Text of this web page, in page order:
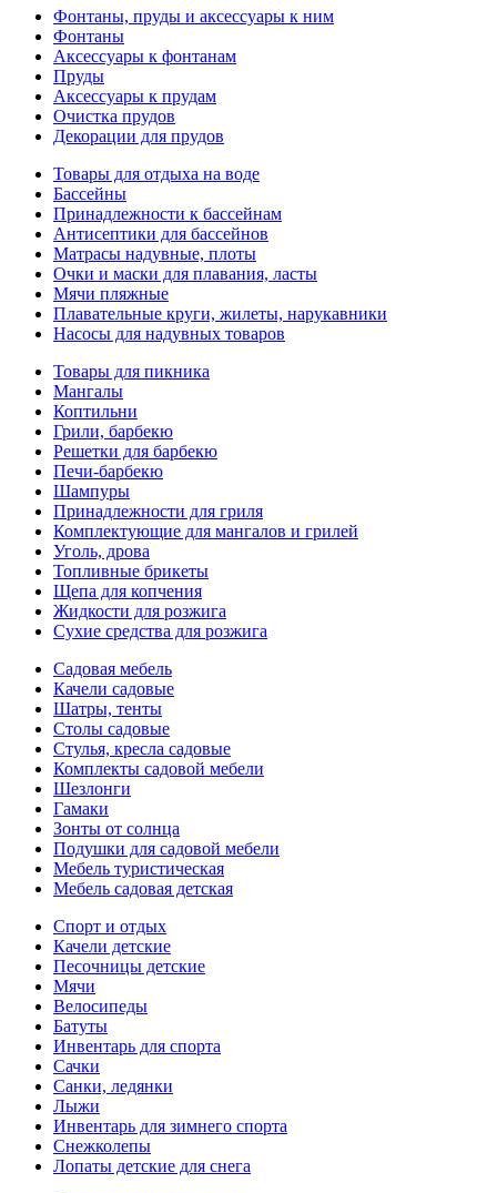
Фонтаны, пруды и аксессуары к ним
Фонтаны
Аксессуары к фонтанам
Пруды
Аксессуары к прудам
Очистка прудов
Декорации для прудов
Товары для отдыха на воде
Бассейны
Принадлежности к бассейнам
Антисептики для бассейнов
Матраcы надувные, плоты
Очки и маски для плавания, ласты
Мячи пляжные
Плавательные круги, жилеты, нарукавники
Насосы для надувных товаров
Товары для пикника
Мангалы
Коптильни
Грили, барбекю
Решетки для барбекю
Печи-барбекю
Шампуры
Принадлежности для гриля
Комплектующие для мангалов и грилей
Уголь, дрова
Топливные брикеты
Щепа для копчения
Жидкости для розжига
Сухие средства для розжига
Садовая мебель
Качели садовые
Шатры, тенты
Столы садовые
Стулья, кресла садовые
Комплекты садовой мебели
Шезлонги
Гамаки
Зонты от солнца
Подушки для садовой мебели
Мебель туристическая
Мебель садовая детская
Спорт и отдых
Качели детские
Песочницы детские
Мячи
Велосипеды
Батуты
Инвентарь для спорта
Сачки
Санки, ледянки
Лыжи
Инвентарь для зимнего спорта
Снежколепы
Лопаты детские для снега